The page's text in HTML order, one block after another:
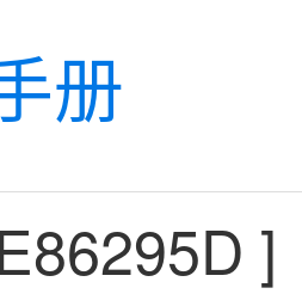
册
]